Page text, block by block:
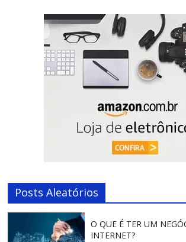
Posts Aleatórios
O QUE É TER UM
INTERNET?